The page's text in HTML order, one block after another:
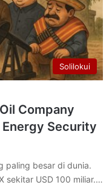
Solilokui
Company
Energy Security
paling besar di dunia.
sekitar USD 100 miliar.…